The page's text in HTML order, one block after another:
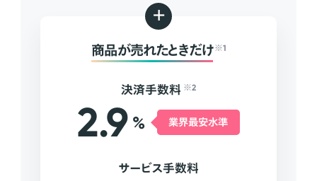
+
商品が売れたときだけ ※1
決済手数料 ※2
2.9 % 業界最安水準
サービス手数料